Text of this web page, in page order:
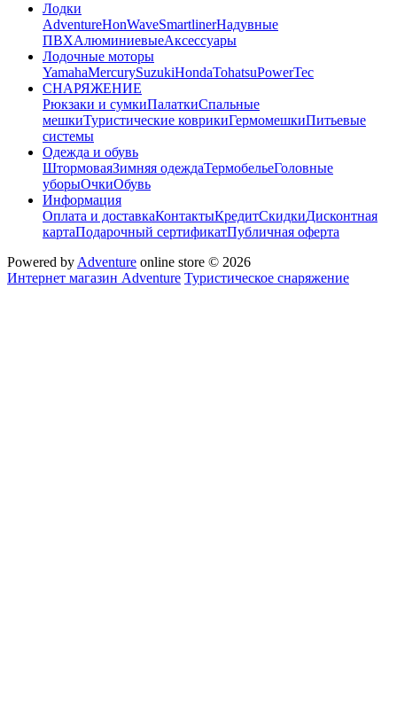
Лодки
AdventureHonWaveSmartlinerНадувные
ПВХАлюминиевыеАксессуары
Лодочные моторы
YamahaMercurySuzukiHondaTohatsuPowerTec
СНАРЯЖЕНИЕ
Рюкзаки и сумкиПалаткиСпальные
мешкиТуристические коврикиГермомешкиПитьевые
системы
Одежда и обувь
ШтормоваяЗимняя одеждаТермобельеГоловные
уборыОчкиОбувь
Информация
Оплата и доставкаКонтактыКредитСкидкиДисконтная
картаПодарочный сертификатПубличная оферта
Powered byAdventure online store © 2026
Интернет магазин Adventure Туристическое снаряжение